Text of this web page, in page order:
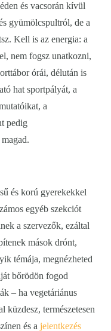
és vacsorán kívül
gyümölcspultról, de a
Kell is az energia: a
nem fogsz unatkozni,
órái, délután is
hat sportpályát, a
a
pedig
és korú gyerekekkel
egyéb szekciót
a szervezők, ezáltal
mások drónt,
témája, megnézheted
bőrödön fogod
– ha vegetáriánus
küzdesz, természetesen
és a jelentkezés